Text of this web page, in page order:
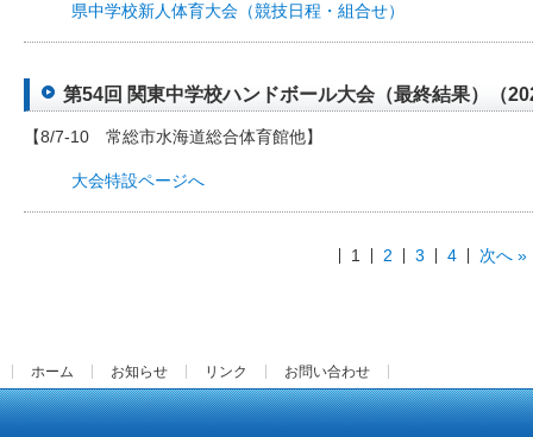
県中学校新人体育大会（競技日程・組合せ）
第54回 関東中学校ハンドボール大会（最終結果）（
【8/7-10 常総市水海道総合体育館他】
大会特設ページへ
1 2 3 4 次へ »
ホーム お知らせ リンク お問い合わせ